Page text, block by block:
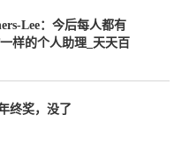
Lee：今后每人都有
样的个人助理_天天百
终奖，没了